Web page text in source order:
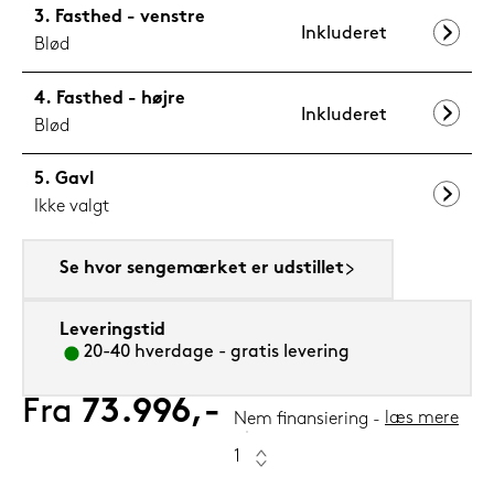
Fasthed - venstre
Blød
Inkluderet
Fasthed - højre
Blød
Inkluderet
Gavl
Ikke valgt
Se hvor sengemærket er udstillet
Leveringstid
20-40 hverdage - gratis levering
Fra 73.996,- Nem finansiering læs mere